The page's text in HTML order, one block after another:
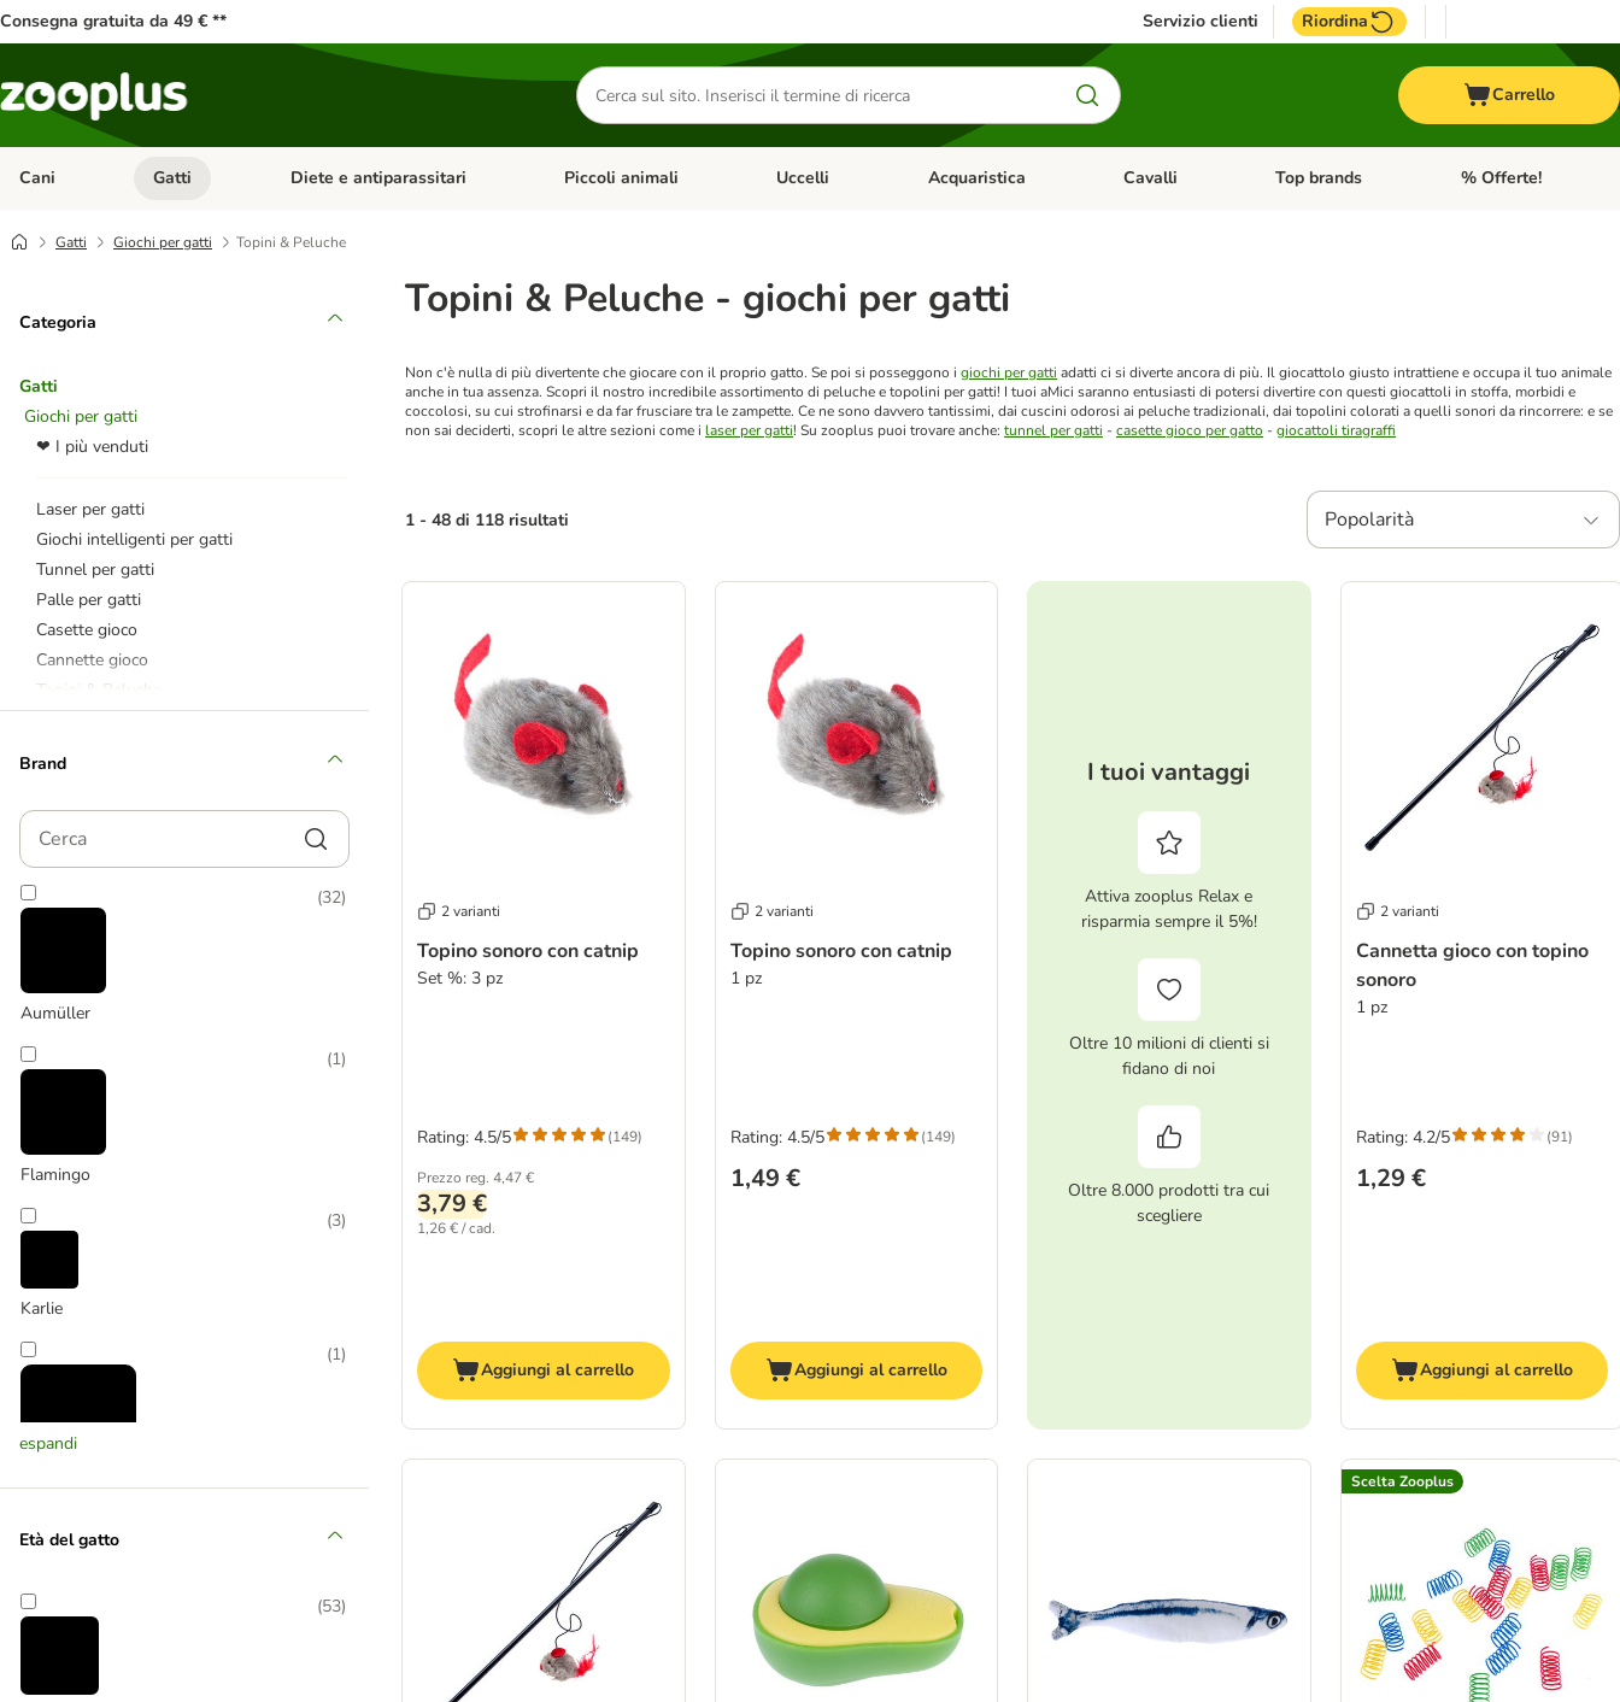
Consegna gratuita da 49 € ** Servizio clienti Riordina
Cerca
prodotti
Carrello
Cani Apri Menu Categoria: Cani
Gatti Apri Menu Categoria: Gatti
Diete e antiparassitari Apri Menu Categoria: Diete e antiparassitari
Piccoli animali Apri Menu Categoria: Piccoli animali
Uccelli Apri Menu Categoria: Uccelli
Acquaristica Apri Menu Categoria: Acquaristica
Cavalli Apri Menu Categoria: Cavalli
Top brands Apri Menu Categoria:
% Offerte!
Gatti Giochi per gatti Topini & Peluche
Categoria
Gatti
Giochi per gatti
❤ I più venduti
Laser per gatti
Giochi intelligenti per gatti
Tunnel per gatti
Palle per gatti
Casette gioco
Cannette gioco
Topini & Peluche
KONG
Catit Design
Trixie
Brand
Cerca
Aumüller
(32)
Flamingo
(1)
Karlie
(3)
(1)
( 5)
espandi
Età del gatto
(53)
Topini & Peluche - giochi per gatti
Non c'è nulla di più divertente che giocare con il proprio gatto. Se poi si posseggono i giochi per gatti adatti ci si diverte ancora di più. Il giocattolo giusto intrattiene e occupa il tuo animale
anche in tua assenza. Scopri il nostro incredibile assortimento di peluche e topolini per gatti! I tuoi aMici saranno entusiasti di potersi divertire con questi giocattoli in stoffa, morbidi e
coccolosi, su cui strofinarsi e da far frusciare tra le zampette. Ce ne sono davvero tantissimi, dai cuscini odorosi ai peluche tradizionali, dai topolini colorati a quelli sonori da rincorrere: e se
non sai deciderti, scopri le altre sezioni come i laser per gatti! Su zooplus puoi trovare anche: tunnel per gatti -casette gioco per gatto -giocattoli tiragraffi
1 - 48 di 118 risultati Popolarità
product items have been changed
2 varianti
Topino sonoro con catnip
Set %: 3 pz
Prezzo reg. 4,47 €
3,79 €
1,26 € / cad.
Rating: 4.5/5 (149)
Aggiungi al carrello
2 varianti
Topino sonoro con catnip
1 pz
1,49 €
Rating: 4.5/5 (149)
Aggiungi al carrello
I tuoi vantaggi
Attiva zooplus Relax e
risparmia sempre il 5%!
Oltre 10 milioni di clienti si
fidano di noi
Oltre 8.000 prodotti tra cui
scegliere
2 varianti
Cannetta gioco con topino
sonoro
1 pz
1,29 €
Rating: 4.2/5 (91)
Aggiungi al carrello
Scelta Zooplus